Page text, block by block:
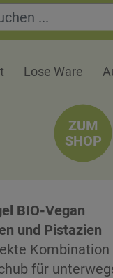
Lose Ware
ZUM
SHOP
BIO-Vegan
und Pistazien
für